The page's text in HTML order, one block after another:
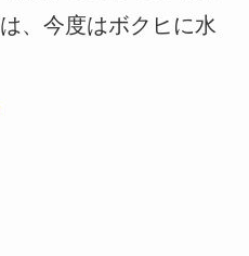
、今度はボクヒに水